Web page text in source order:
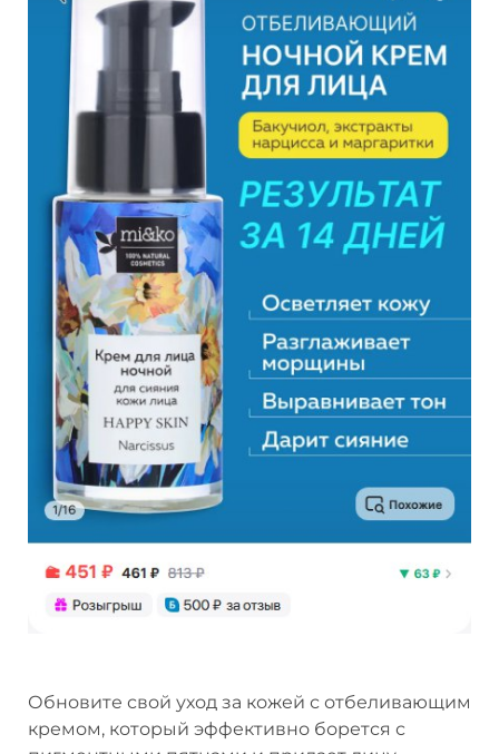
Обновите свой уход за кожей с отбеливающим
кремом, который эффективно борется с